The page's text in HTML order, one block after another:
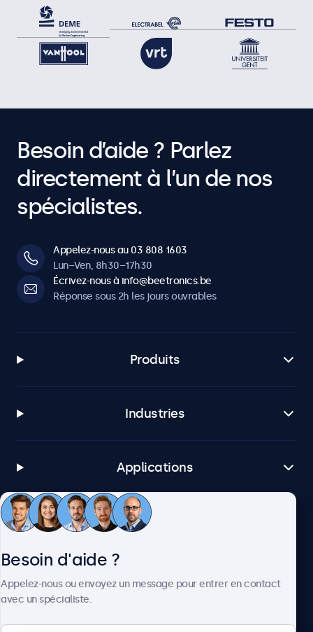
Besoin d’aide ? Parlez
directement à l’un de nos
spécialistes.
Appelez-nous au 03 808 1603
Lun–Ven, 8h30–17h30
Écrivez-nous à info@beetronics.be
Réponse sous 2h les jours ouvrables
Produits
Industries
Applications
Service client
Besoin d'aide ?
Appelez-nous ou envoyez un message pour entrer en contact
avec un spécialiste.